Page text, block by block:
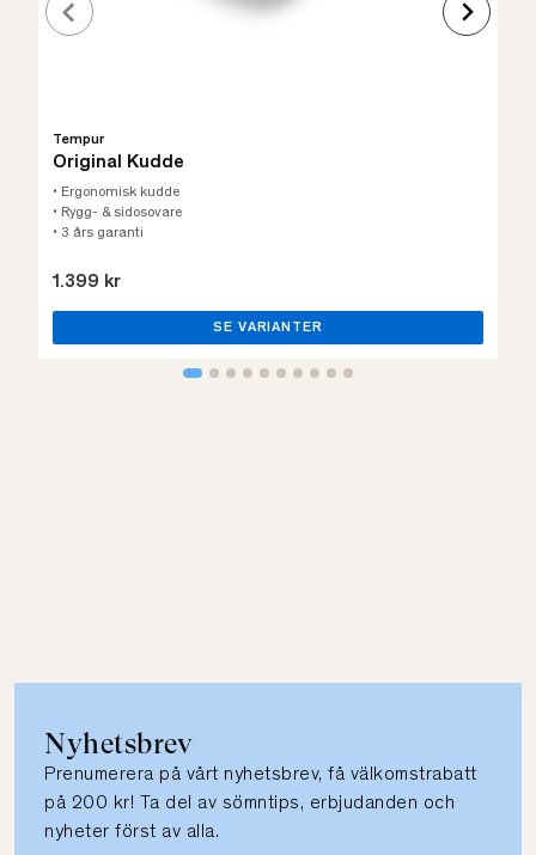
Tempur
Original Kudde
• Ergonomisk kudde
• Rygg- & sidosovare
• 3 års garanti
1.399 kr
SE VARIANTER
Nyhetsbrev
Prenumerera på vårt nyhetsbrev, få välkomstrabatt
på 200 kr! Ta del av sömntips, erbjudanden och
nyheter först av alla.